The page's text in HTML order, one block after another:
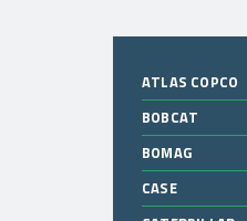
ATLAS COPCO
BOBCAT
BOMAG
CASE